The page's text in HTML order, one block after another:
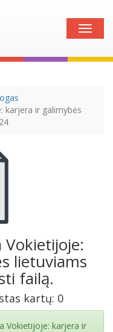
Toggle
karjera ir galimybės
Vokietijoje:
lietuviams
failą.
kartų: 0
Vokietijoje: karjera ir